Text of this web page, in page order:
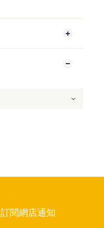
訂閱網店通知